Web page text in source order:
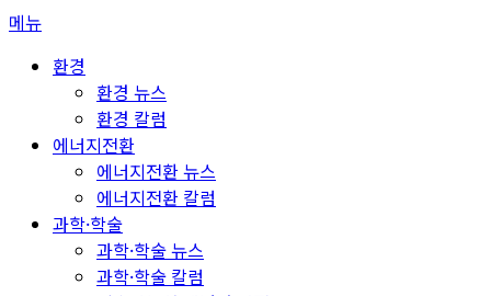
콘
메뉴
환경
환경 뉴스
환경 칼럼
에너지전환
에너지전환 뉴스
에너지전환 칼럼
과학·학술
과학·학술 뉴스
과학·학술 칼럼